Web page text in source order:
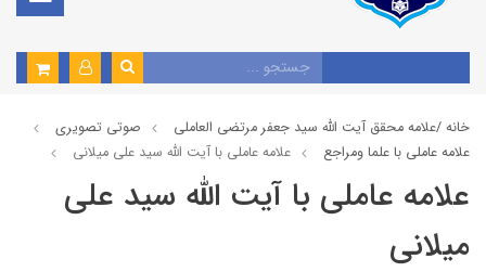
خانه /علامه محقق آیت الله سید جعفر مرتضی العاملی
صوتي تصويري
علامه عاملي با علما ومراجع
علامه عاملی با آیت الله سيد علي ميلاني
علامه عاملی با آیت الله سيد علي
ميلاني